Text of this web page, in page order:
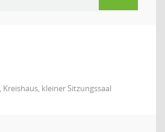
kleiner Sitzungssaal